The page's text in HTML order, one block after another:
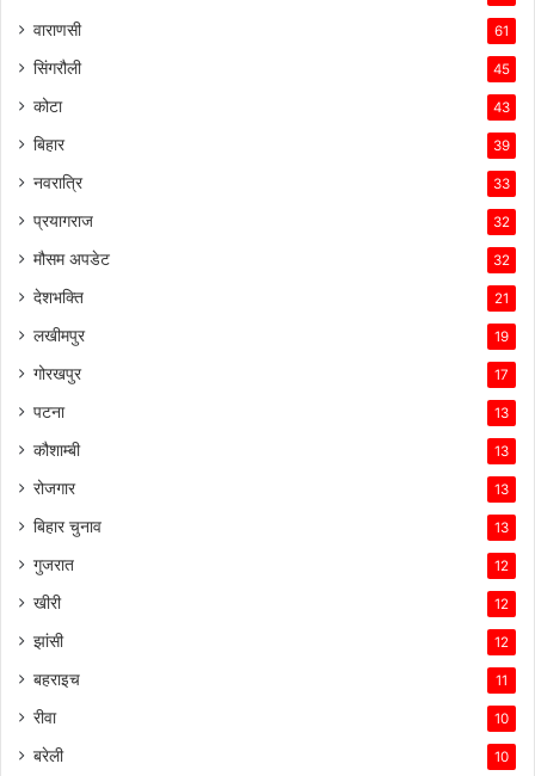
वाराणसी 61
सिंगरौली 45
कोटा 43
बिहार 39
नवरात्रि 33
प्रयागराज 32
मौसम अपडेट 32
देशभक्ति 21
लखीमपुर 19
गोरखपुर 17
पटना 13
कौशाम्बी 13
रोजगार 13
बिहार चुनाव 13
गुजरात 12
खीरी 12
झांसी 12
बहराइच 11
रीवा 10
बरेली 10